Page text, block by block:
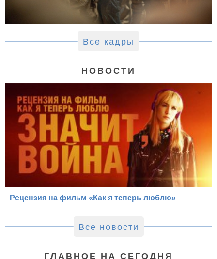
Все кадры
НОВОСТИ
Рецензия на фильм «Как я теперь люблю»
Все новости
ГЛАВНОЕ НА СЕГОДНЯ